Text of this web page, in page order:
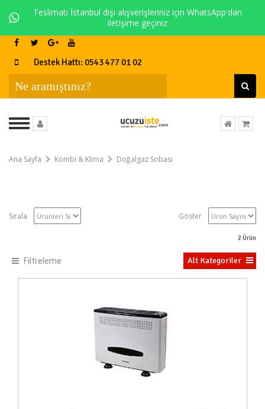
Teslimatı İstanbul dışı alışverişleriniz için WhatsApp'dan
iletişime geçiniz
Destek Hattı: 0543 477 01 02
Ana Sayfa Kombi & Klima Doğalgaz Sobası
Sırala Göster
2 Ürün
Filtreleme Alt Kategoriler